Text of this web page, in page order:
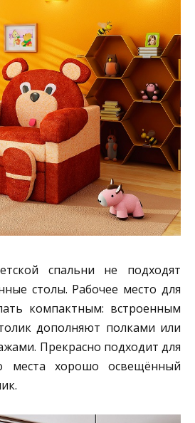
спальни не подходят
столы. Рабочее место для
компактным: встроенным
дополняют полками или
Прекрасно подходит для
места хорошо освещённый